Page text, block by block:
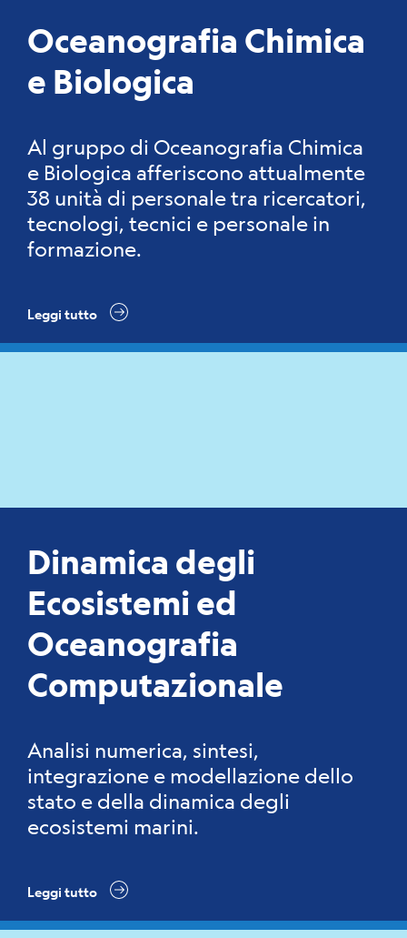
Oceanografia Chimica
e Biologica
Al gruppo di Oceanografia Chimica
e Biologica afferiscono attualmente
38 unità di personale tra ricercatori,
tecnologi, tecnici e personale in
formazione.
Leggi tutto
Dinamica degli
Ecosistemi ed
Oceanografia
Computazionale
Analisi numerica, sintesi,
integrazione e modellazione dello
stato e della dinamica degli
ecosistemi marini.
Leggi tutto